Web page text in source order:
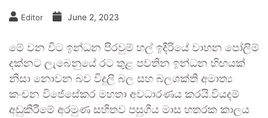
Editor June 2, 2023
මේ වන විට ඉන්ධන පිරවුම් හල් ඉදිරියේ වාහන පෝලිම්
දක්නට ලැබෙනුයේ රට තුළ පවතින ඉන්ධන හිඟයක්
නිසා නොවන බව විදුලි බල සහ බලශක්ති අමාත්‍ය
කංචන විජේසේකර මහතා අවධාරණය කරයි.වියදම්
අඩුකිරීමේ අරමුණ සහිතව පසුගිය මාස හතරක කාලය